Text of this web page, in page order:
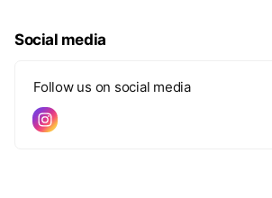
Social media
Follow us on social media